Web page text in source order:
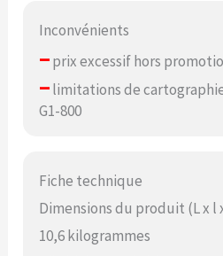
Inconvénients
–prix excessif hors
–limitations de
G1-800
Fiche technique
Dimensions du produit (L x l
10,6 kilogrammes